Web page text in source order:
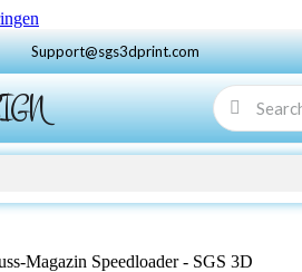
Support@sgs3dprint.com
Magazin Speedloader - SGS 3D